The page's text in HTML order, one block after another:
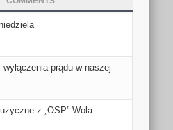
prądu w naszej
z „OSP” Wola